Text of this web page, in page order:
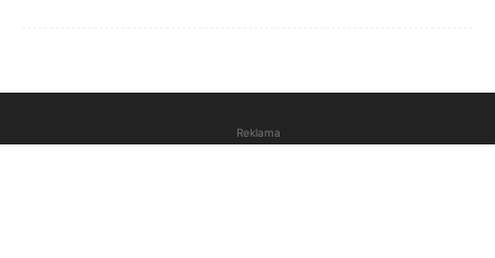
Reklama